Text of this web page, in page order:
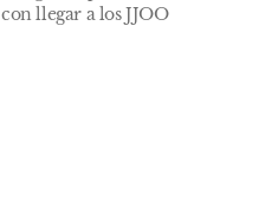
con llegar a los JJOO